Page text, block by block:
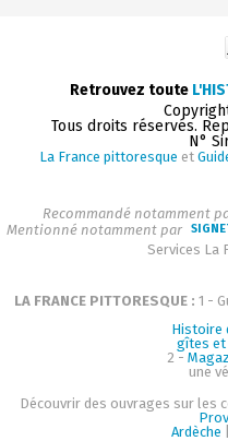
Retrouvez toute
Tous droits réservés.
N°
La France pittoresque et
Recommandé notamment
Mentionné notamment par
Services La
LA FRANCE PITTORESQUE : 1 -
Histoire
gîtes et
2 -
une
Découvrir des ouvrages sur les
Ardèche